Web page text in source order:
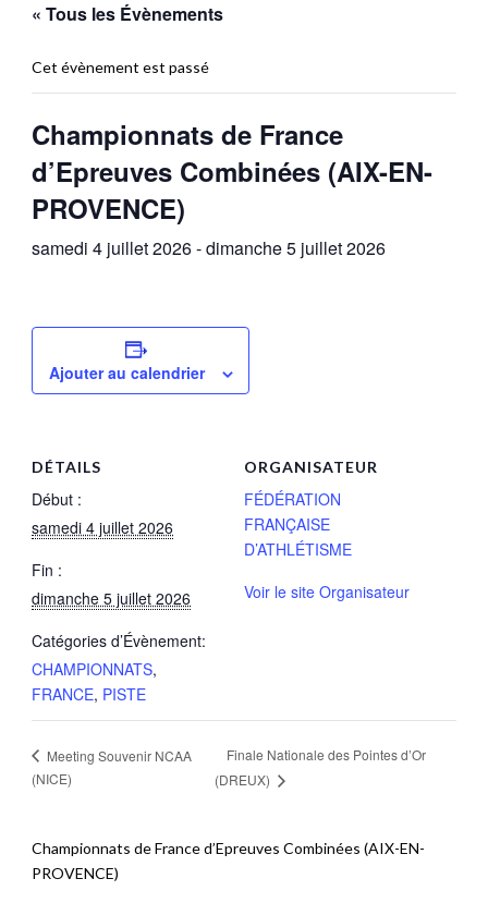
« Tous les Évènements
Cet évènement est passé
Championnats de France
d’Epreuves Combinées (AIX-EN-
PROVENCE)
samedi 4 juillet 2026-dimanche 5 juillet 2026
Ajouter au calendrier
DÉTAILS
Début :
samedi 4 juillet 2026
Fin :
dimanche 5 juillet 2026
Catégories d’Évènement:
CHAMPIONNATS,
FRANCE, PISTE
ORGANISATEUR
FÉDÉRATION
FRANÇAISE
D’ATHLÉTISME
Voir le site Organisateur
Meeting Souvenir NCAA
(NICE)
Finale Nationale des Pointes d’Or
(DREUX)
Championnats de France d’Epreuves Combinées (AIX-EN-
PROVENCE)